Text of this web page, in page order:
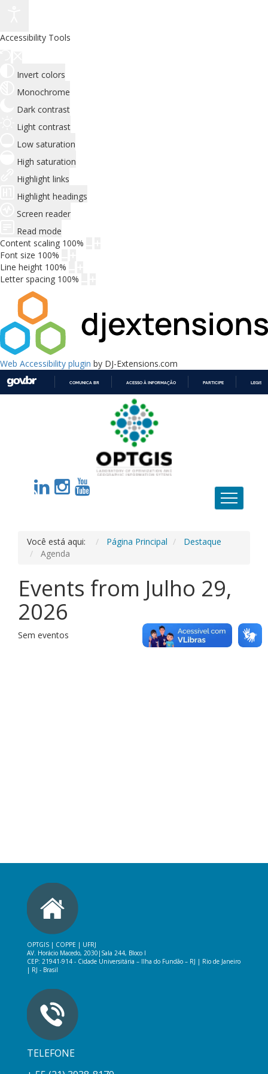
Accessibility Tools
Invert colors
Monochrome
Dark contrast
Light contrast
Low saturation
High saturation
Highlight links
Highlight headings
Screen reader
Read mode
Content scaling 100%
Font size 100%
Line height 100%
Letter spacing 100%
Web Accessibility plugin by DJ-Extensions.com
IR
PARA
O
CONTEÚDO
COMUNICA BR ACESSO À INFORMAÇÃO PARTICIPE
Você está aqui: Página Principal
Destaque
Agenda
Events from Julho 29,
2026
Sem eventos
OPTGIS | COPPE | UFRJ
AV. Horácio Macedo, 2030| Sala 244, Bloco I
CEP: 21941-914 - Cidade Universitária – Ilha do Fundão – RJ | Rio de Janeiro
| RJ - Brasil
TELEFONE